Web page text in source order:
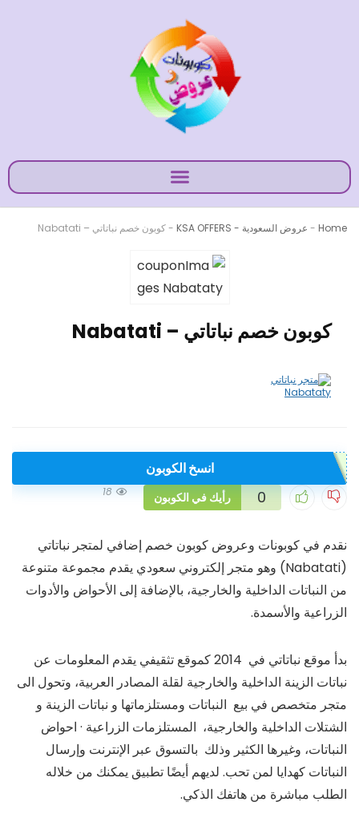
Home
- عروض السعودية - KSA OFFERS -كوبون خصم نباتاتي – Nabatati
كوبون خصم نباتاتي – Nabatati
رأيك في الكوبون 0
18
انسخ الكوبون
نقدم في كوبونات وعروض كوبون خصم إضافي لمتجر نباتاتي
(Nabatati) وهو متجر إلكتروني سعودي يقدم مجموعة متنوعة
من النباتات الداخلية والخارجية، بالإضافة إلى الأحواض والأدوات
الزراعية والأسمدة.
بدأ موقع نباتاتي في 2014 كموقع تثقيفي يقدم المعلومات عن
نباتات الزينة الداخلية والخارجية لقلة المصادر العربية، وتحول الى
متجر متخصص في بيع النباتات ومستلزماتها و نباتات الزينة و
الشتلات الداخلية والخارجية، المستلزمات الزراعية · احواض
النباتات، وغيرها الكثير وذلك بالتسوق عبر الإنترنت وإرسال
النباتات كهدايا لمن تحب. لديهم أيضًا تطبيق يمكنك من خلاله
الطلب مباشرة من هاتفك الذكي.